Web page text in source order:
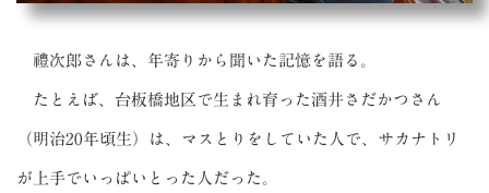
禮次郎さんは、年寄りから聞いた記憶を語る。
たとえば、台板橋地区で生まれ育った酒井さだかつさん
（明治20年頃生）は、マスとりをしていた人で、サカナトリ
が上手でいっぱいとった人だった。